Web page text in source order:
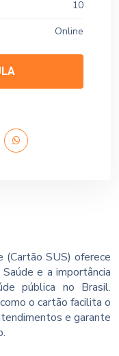
(Cartão SUS) oferece
e a importância
pública no Brasil.
o cartão facilita o
e garante
10
Online